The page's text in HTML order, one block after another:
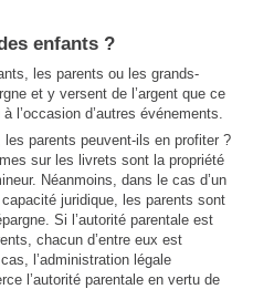
enfants ?
les parents ou les grands-
et y versent de l’argent que ce
l’occasion d’autres événements.
les parents peuvent-ils en profiter ?
sur les livrets sont la propriété
Néanmoins, dans le cas d’un
juridique, les parents sont
Si l’autorité parentale est
chacun d’entre eux est
l’administration légale
l’autorité parentale en vertu de